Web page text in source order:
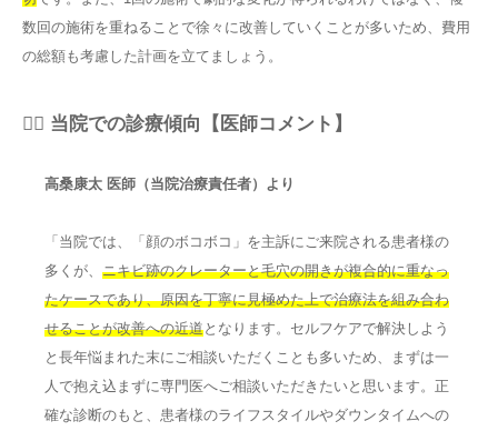
数回の施術を重ねることで徐々に改善していくことが多いため、費用
の総額も考慮した計画を立てましょう。
👨‍⚕️ 当院での診療傾向【医師コメント】
高桑康太 医師（当院治療責任者）より
「当院では、「顔のボコボコ」を主訴にご来院される患者様の
多くが、 ニキビ跡のクレーターと毛穴の開きが複合的に重なっ
たケースであり、原因を丁寧に見極めた上で治療法を組み合わ
せることが改善への近道となります。セルフケアで解決しよう
と長年悩まれた末にご相談いただくことも多いため、まずは一
人で抱え込まずに専門医へご相談いただきたいと思います。正
確な診断のもと、患者様のライフスタイルやダウンタイムへの